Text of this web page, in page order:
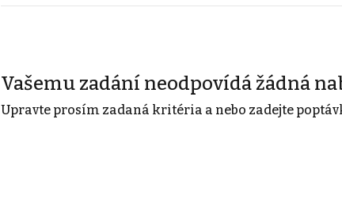
Vašemu zadání neodpovídá žádná
Upravte prosím zadaná kritéria a nebo zadejte